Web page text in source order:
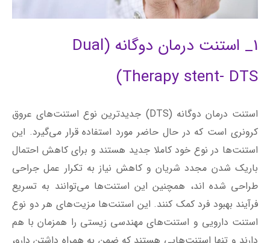
استنت درمان دوگانه (DTS) جدیدترین نوع استنت‌های عروق
استنت‌ها در نوع خود کاملا جدید هستند و برای کاهش احتمال
طراحی شده اند، همچنین این استنت‌ها می‌توانند به تسریع
استنت دارویی و استنت‌های مهندسی زیستی را همزمان با هم
دارند و تنها استنت‌هایی هستند که ضمن به همراه داشتن دارو،
فناوری درمان فعال نیز به همراه خود دارند.
استنت درمان دوگانه (DTS) پوششی در درون و بیرون خود دارد
که خطر ایجاد لخته‌های خونی و التهاب را کاهش می‌دهد و به
تسریع فرآیند بهبود شریان کمک می‌کند. سطح استنت که در
برابر دیواره شریان قرار می‌گیرد حاوی دارویی است که برای